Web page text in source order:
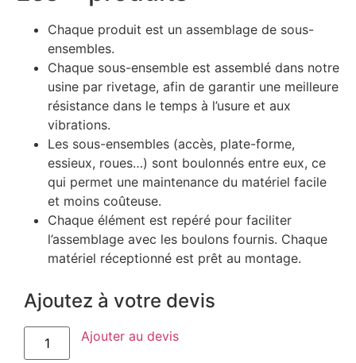
Chaque produit est un assemblage de sous-
ensembles.
Chaque sous-ensemble est assemblé dans notre
usine par rivetage, afin de garantir une meilleure
résistance dans le temps à l’usure et aux
vibrations.
Les sous-ensembles (accès, plate-forme,
essieux, roues…) sont boulonnés entre eux, ce
qui permet une maintenance du matériel facile
et moins coûteuse.
Chaque élément est repéré pour faciliter
l’assemblage avec les boulons fournis. Chaque
matériel réceptionné est prêt au montage.
Ajoutez à votre devis
Ajouter au devis